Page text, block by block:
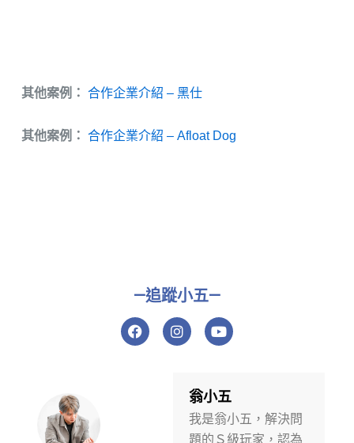
其他案例： 合作企業介紹 – 黑仕
其他案例： 合作企業介紹 – Afloat Dog
—追蹤小五—
F
a
I
n
Y
o
b
e
翁小五
我是翁小五，解決問
題的Ｓ級玩家，認為